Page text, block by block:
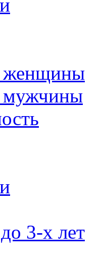
женщины
мужчины
3-х лет